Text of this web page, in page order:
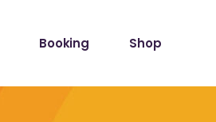
Booking Shop